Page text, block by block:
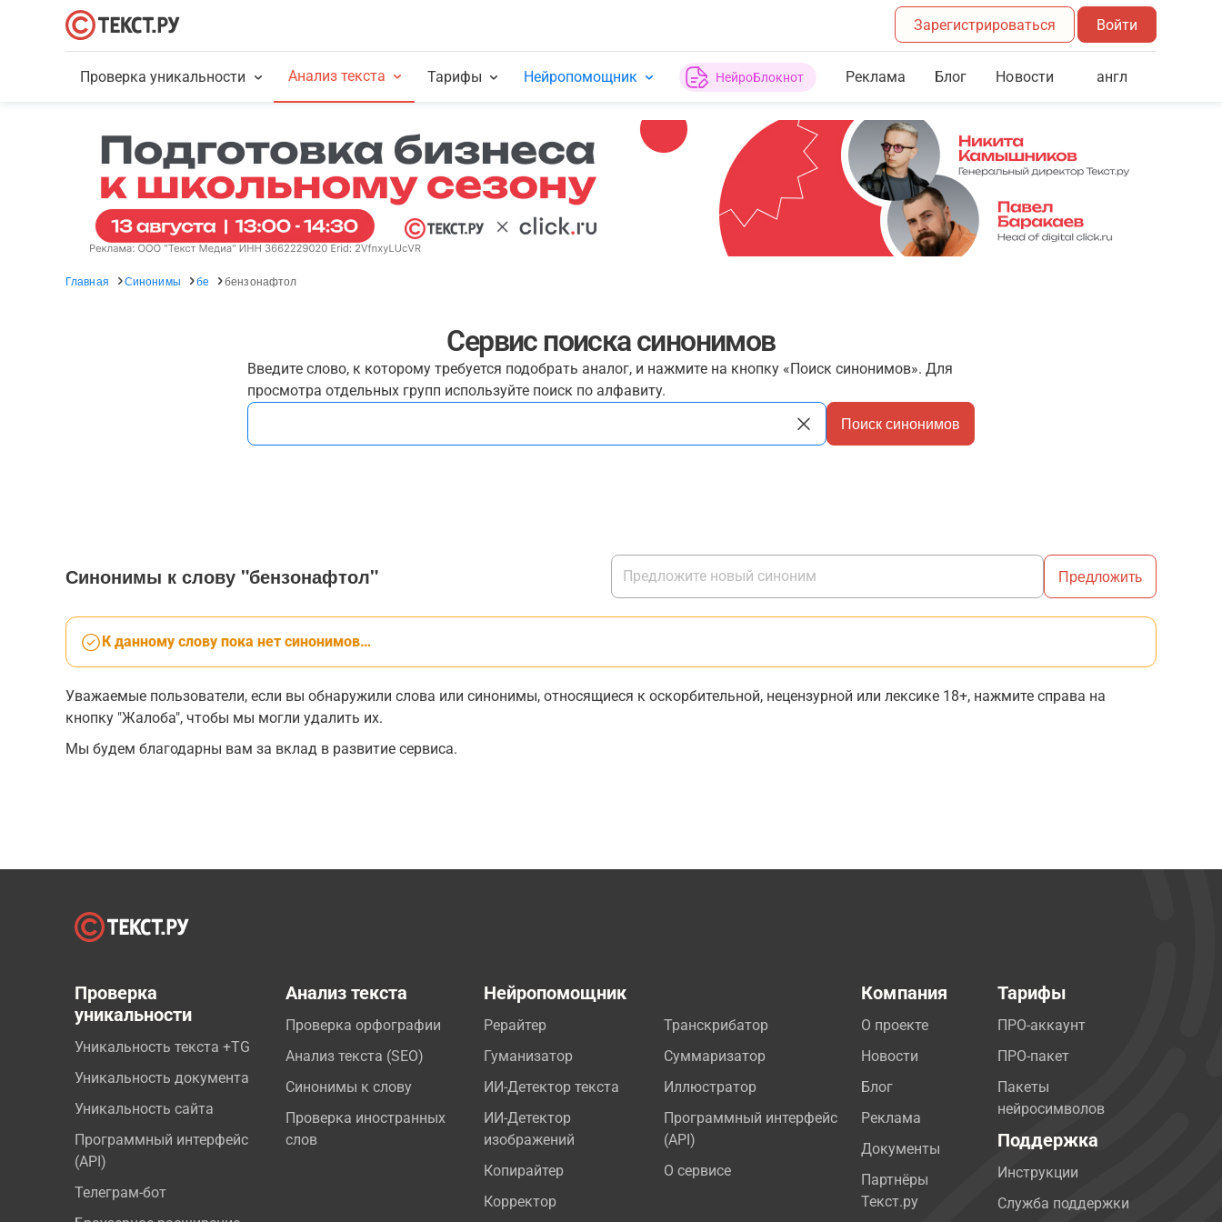
Зарегистрироваться Войти
Проверка уникальности Анализ текста Тарифы Нейропомощник НейроБлокнот Реклама Блог Новости англ
Главная Синонимы бе бензонафтол
Сервис поиска синонимов
Введите слово, к которому требуется подобрать аналог, и нажмите на кнопку «Поиск синонимов». Для
просмотра отдельных групп используйте поиск по алфавиту.
Поиск синонимов
Синонимы к слову "бензонафтол" Предложить
К данному слову пока нет синонимов…
Уважаемые пользователи, если вы обнаружили слова или синонимы, относящиеся к оскорбительной, нецензурной или лексике 18+, нажмите справа на
кнопку "Жалоба", чтобы мы могли удалить их.
Мы будем благодарны вам за вклад в развитие сервиса.
Проверка
уникальности
Уникальность текста +TG
Уникальность документа
Уникальность сайта
Программный интерфейс
(API)
Телеграм-бот
Анализ текста
Проверка орфографии
Анализ текста (SEO)
Синонимы к слову
Проверка иностранных
слов
Нейропомощник
Рерайтер
Гуманизатор
ИИ-Детектор текста
ИИ-Детектор
изображений
Копирайтер
Корректор
Транскрибатор
Суммаризатор
Иллюстратор
Программный интерфейс
(API)
О сервисе
Компания
О проекте
Новости
Блог
Реклама
Документы
Партнёры
Текст.ру
Тарифы
ПРО-аккаунт
ПРО-пакет
Пакеты
нейросимволов
Поддержка
Инструкции
Служба поддержки